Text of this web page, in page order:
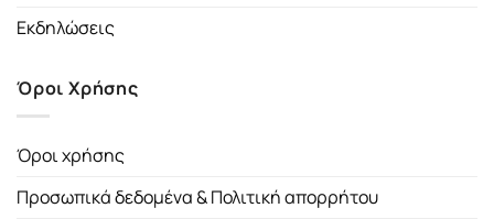
Εκδηλώσεις
Όροι Χρήσης
Όροι χρήσης
Προσωπικά δεδομένα & Πολιτική απορρήτου